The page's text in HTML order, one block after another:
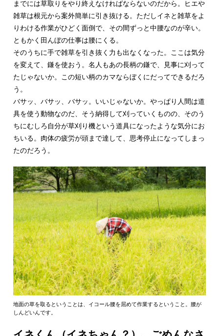
までには草取りをやり終えなければならないのだから。ヒエや
雑草は根元から案外簡単に引き抜ける。ただしイネと雑草をよ
りわける作業がひどく面倒で、その間ずっと中腰なのが辛い。
ともかく田んぼの仕事は腰にくる。
そのうちに手で雑草を引き抜く力も出なくなった。ここは気分
を変えて、鎌を使おう。名人もあの長柄の鎌で、見事に刈って
たじゃないか。この短い柄のカマならぼくにだってできるだろ
う。
バサッ、バサッ、バサッ。いいじゃないか。やっぱり人間は道
具を使う動物なのだ、そう納得して刈っていくものの、そのう
ちにむしろ自分が草刈り機という道具になったような気分にお
ちいる。肉体の疲労が頭まで達して、思考停止になってしまっ
たのだろう。
地面の草を取るということは、イコール腰を屈めて作業するということ。腰が
しんどいんです。